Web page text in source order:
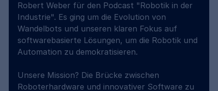
Robert Weber für den Podcast "Robotik in der
Industrie". Es ging um die Evolution von
Wandelbots und unseren klaren Fokus auf
softwarebasierte Lösungen, um die Robotik und
Automation zu demokratisieren.
Unsere Mission? Die Brücke zwischen
Roboterhardware und innovativer Software zu